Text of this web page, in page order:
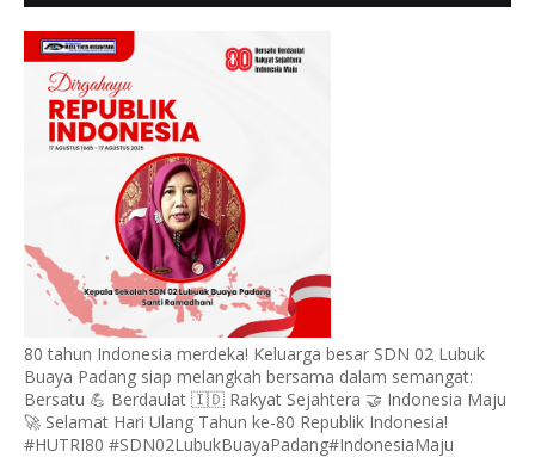
HUT RI KE - 80,
80 tahun Indonesia merdeka! Keluarga besar SDN 02 Lubuk
Buaya Padang siap melangkah bersama dalam semangat:
Bersatu 💪 Berdaulat 🇮🇩 Rakyat Sejahtera 🤝 Indonesia Maju
🚀 Selamat Hari Ulang Tahun ke-80 Republik Indonesia!
#HUTRI80 #SDN02LubukBuayaPadang#IndonesiaMaju